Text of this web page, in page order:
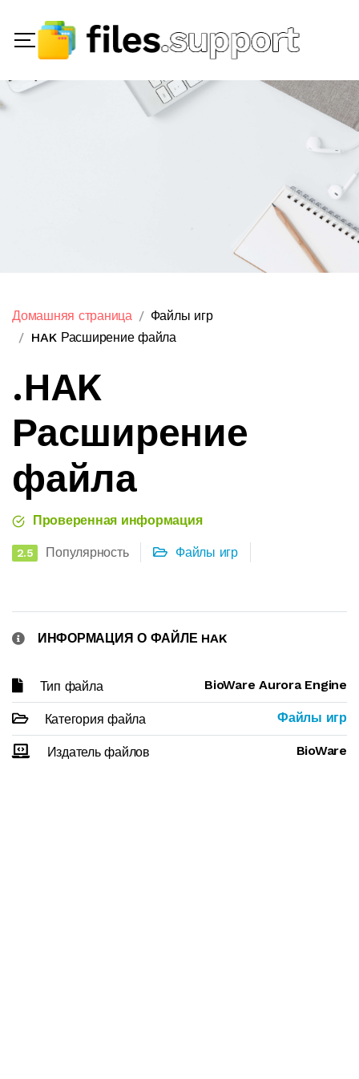
Домашняя страница
Файлы игр
HAK Расширение файла
.HAK
Расширение
файла
Проверенная информация
2.5 Популярность Файлы игр
ИНФОРМАЦИЯ О ФАЙЛЕ HAK
Тип файла BioWare Aurora Engine
Категория файла Файлы игр
Издатель файлов BioWare